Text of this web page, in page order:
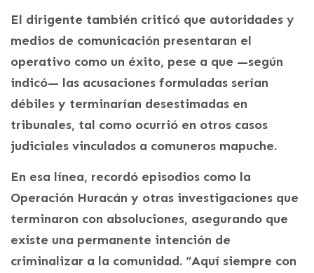
El dirigente también criticó que autoridades y
medios de comunicación presentaran el
operativo como un éxito, pese a que —según
indicó— las acusaciones formuladas serían
débiles y terminarían desestimadas en
tribunales, tal como ocurrió en otros casos
judiciales vinculados a comuneros mapuche.
En esa línea, recordó episodios como la
Operación Huracán y otras investigaciones que
terminaron con absoluciones, asegurando que
existe una permanente intención de
criminalizar a la comunidad. “Aquí siempre con